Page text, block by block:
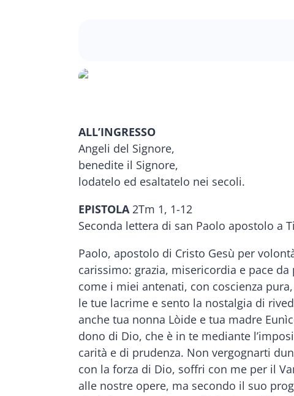
ALL’INGRESSO
Angeli del Signore,
benedite il Signore,
lodatelo ed esaltatelo nei secoli.
EPISTOLA 2Tm 1, 1-12
Seconda lettera di san Paolo apostolo a
Paolo, apostolo di Cristo Gesù per
carissimo: grazia, misericordia e pace
come i miei antenati, con coscienza
le tue lacrime e sento la nostalgia di
anche tua nonna Lòide e tua madre
dono di Dio, che è in te mediante
carità e di prudenza. Non vergognarti
con la forza di Dio, soffri con me per il
alle nostre opere, ma secondo il suo